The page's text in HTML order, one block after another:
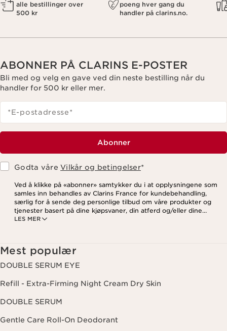
alle bestillinger over
500 kr
poeng hver gang du
handler på clarins.no.
ABONNER PÅ CLARINS E-POSTER
Bli med og velg en gave ved din neste bestilling når du
handler for 500 kr eller mer.
*E-postadresse*
Abonner
Godta våreVilkår og betingelser*
LES MER
Ved å klikke på «abonner» samtykker du i at opplysningene som
samles inn behandles av Clarins France for kundebehandling,
særlig for å sende deg personlige tilbud om våre produkter og
tjenester basert på dine kjøpsvaner, din atferd og/eller dine
interesser, inkludert visning på sosiale medier og
avmeldingslenken i hvert nyhetsbrev. For mer informasjon om
hvordan vi behandler dine data og dine rettigheter, vennligst se
vår personvernerklæring
Mest populær
DOUBLE SERUM EYE
Refill - Extra-Firming Night Cream Dry Skin
DOUBLE SERUM
Gentle Care Roll-On Deodorant